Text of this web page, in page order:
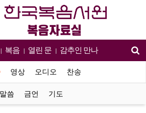
| 복음 | 열린 문 | 감추인 만나
영상 오디오 찬송
씀 금언 기도